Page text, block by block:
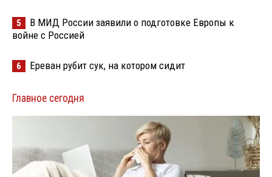
5
В МИД России заявили о подготовке Европы к
войне с Россией
6 Ереван рубит сук, на котором сидит
Главное сегодня